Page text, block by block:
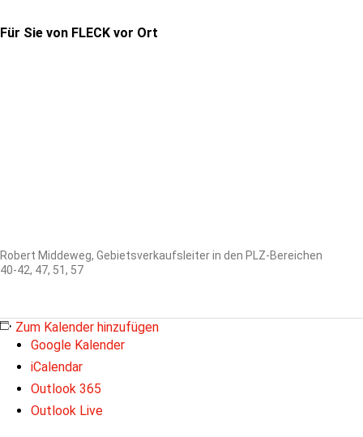
Für Sie von FLECK vor Ort
Robert Middeweg, Gebietsverkaufsleiter in den PLZ-Bereichen
40-42, 47, 51, 57
Zum Kalender hinzufügen
Google Kalender
iCalendar
Outlook 365
Outlook Live